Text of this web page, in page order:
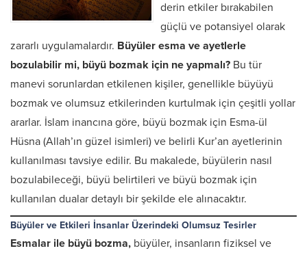
derin etkiler bırakabilen
güçlü ve potansiyel olarak
zararlı uygulamalardır. Büyüler esma ve ayetlerle
bozulabilir mi, büyü bozmak için ne yapmalı? Bu tür
manevi sorunlardan etkilenen kişiler, genellikle büyüyü
bozmak ve olumsuz etkilerinden kurtulmak için çeşitli yollar
ararlar. İslam inancına göre, büyü bozmak için Esma-ül
Hüsna (Allah’ın güzel isimleri) ve belirli Kur’an ayetlerinin
kullanılması tavsiye edilir. Bu makalede, büyülerin nasıl
bozulabileceği, büyü belirtileri ve büyü bozmak için
kullanılan dualar detaylı bir şekilde ele alınacaktır.
Büyüler ve Etkileri İnsanlar Üzerindeki Olumsuz Tesirler
Esmalar ile büyü bozma, büyüler, insanların fiziksel ve